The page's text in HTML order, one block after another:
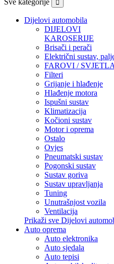
Sve kategorije
Dijelovi automobila
DIJELOVI
KAROSERIJE
Brisači i perači
Električni sustav,
FAROVI /
Filteri
Grijanje i hlađenje
Hlađenje motora
Ispušni sustav
Klimatizacija
Kočioni sustav
Motor i oprema
Ostalo
Ovjes
Pneumatski sustav
Pogonski sustav
Sustav goriva
Sustav upravljanja
Tuning
Unutrašnjost vozila
Ventilacija
Prikaži sve Dijelovi
Auto oprema
Auto elektronika
Auto sjedala
Auto tepisi